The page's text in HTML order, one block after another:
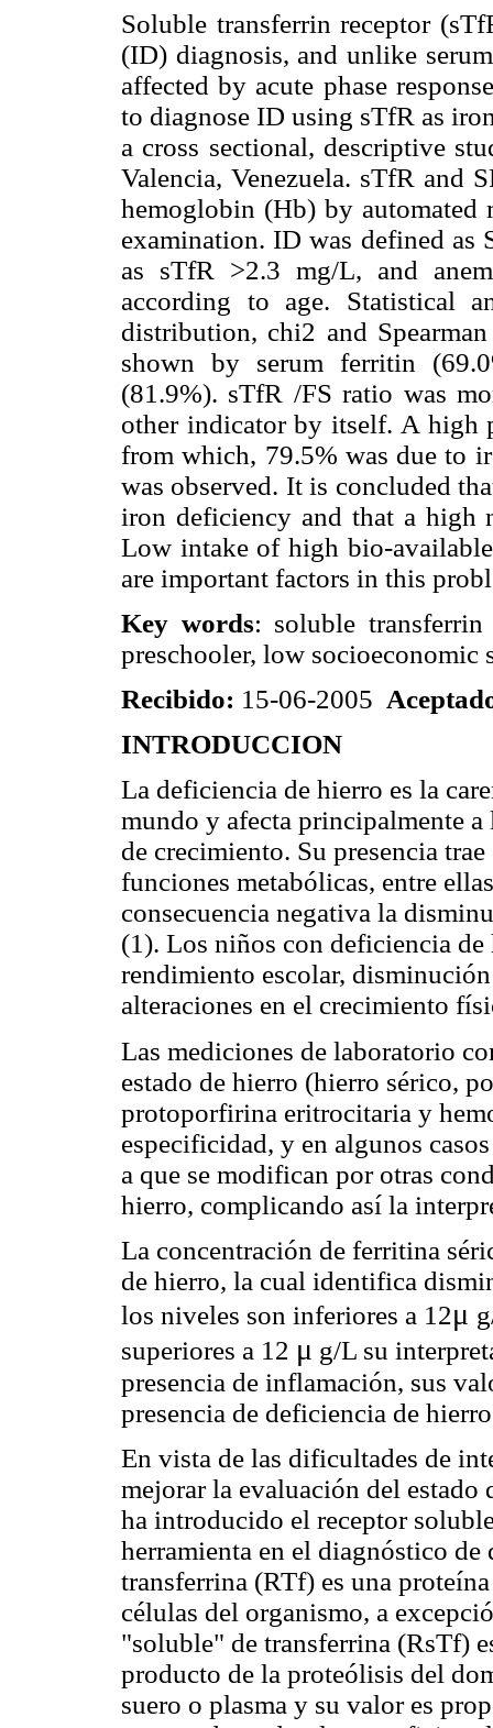
Soluble transferrin receptor
(ID) diagnosis, and unlike
affected by acute phase
to diagnose ID using sTfR as
a cross sectional, descriptive
Valencia, Venezuela. sTfR and
hemoglobin (Hb) by automated
examination. ID was defined
as sTfR >2.3 mg/L, and
according to age. Statistical
distribution, chi2 and
shown by serum ferritin
(81.9%). sTfR /FS ratio was
other indicator by itself. A high
from which, 79.5% was due to
was observed. It is concluded
iron deficiency and that a
Low intake of high bio-
are important factors in this
Key words: soluble
preschooler, low socioeconomic
Recibido: 15-06-2005
INTRODUCCION
La deficiencia de hierro es la
mundo y afecta principalmente
de crecimiento. Su presencia
funciones metabólicas, entre
consecuencia negativa la
(1). Los niños con deficiencia de
rendimiento escolar,
alteraciones en el crecimiento
Las mediciones de laboratorio
estado de hierro (hierro sérico,
protoporfirina eritrocitaria y
especificidad, y en algunos
a que se modifican por otras
hierro, complicando así la
La concentración de ferritina
de hierro, la cual identifica
los niveles son inferiores a 12μ
superiores a 12 μ g/L su
presencia de inflamación, sus
presencia de deficiencia de
En vista de las dificultades de
mejorar la evaluación del
ha introducido el receptor
herramienta en el diagnóstico
transferrina (RTf) es una
células del organismo, a
"soluble" de transferrina (RsTf)
producto de la proteólisis del
suero o plasma y su valor es